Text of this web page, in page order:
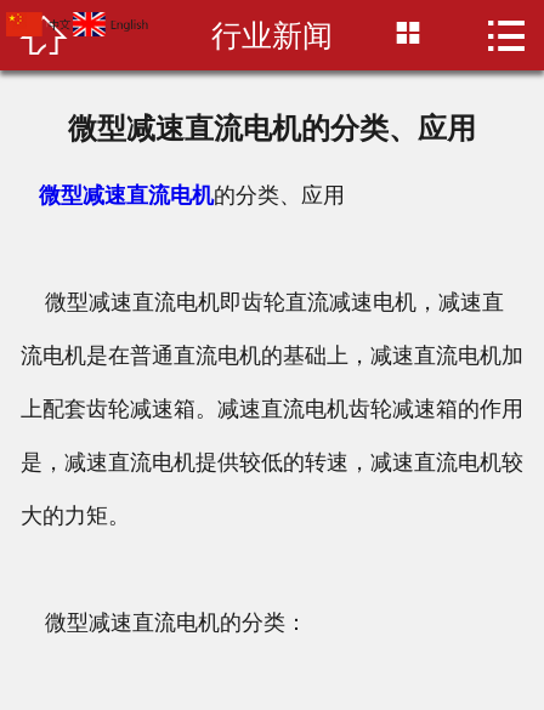
 首页
联系我们
阿里巴巴
 行业新闻  
微型减速直流电机的分类、应用
微型减速直流电机的分类、应用
微型减速直流电机即齿轮直流减速电机，减速直
流电机是在普通直流电机的基础上，减速直流电机加
上配套齿轮减速箱。减速直流电机齿轮减速箱的作用
是，减速直流电机提供较低的转速，减速直流电机较
大的力矩。
微型减速直流电机的分类：